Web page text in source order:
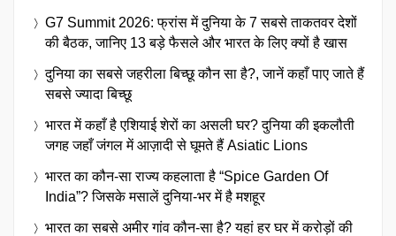
G7 Summit 2026: फ्रांस में दुनिया के 7 सबसे ताकतवर देशों
की बैठक, जानिए 13 बड़े फैसले और भारत के लिए क्यों है खास
दुनिया का सबसे जहरीला बिच्छू कौन सा है?, जानें कहाँ पाए जाते हैं
सबसे ज्यादा बिच्छू
भारत में कहाँ है एशियाई शेरों का असली घर? दुनिया की इकलौती
जगह जहाँ जंगल में आज़ादी से घूमते हैं Asiatic Lions
भारत का कौन-सा राज्य कहलाता है “Spice Garden Of
India”? जिसके मसालें दुनिया-भर में है मशहूर
भारत का सबसे अमीर गांव कौन-सा है? यहां हर घर में करोड़ों की